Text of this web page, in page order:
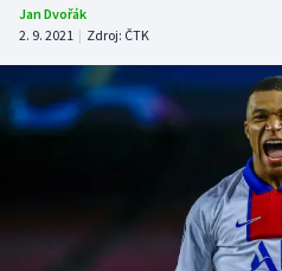
Atletika
Cyklistika
Baseball a softbal
Soutěže
Jan Dvořák
2. 9. 2021 | Zdroj: ČTK